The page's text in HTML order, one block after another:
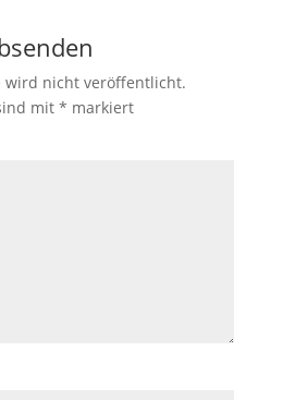
wird nicht veröffentlicht.
mit * markiert